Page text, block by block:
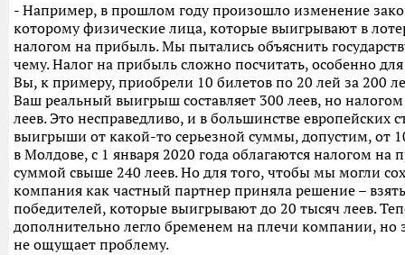
- Например, в прошлом году произошло изменение
которому физические лица, которые выигрывают в
налогом на прибыль. Мы пытались объяснить
чему. Налог на прибыль сложно посчитать, особенно
Вы, к примеру, приобрели 10 билетов по 20 лей за 200
Ваш реальный выигрыш составляет 300 леев, но налогом
леев. Это несправедливо, и в большинстве европейских
выигрыши от какой-то серьезной суммы, допустим, от
в Молдове, с 1 января 2020 года облагаются налогом
суммой свыше 240 леев. Но для того, чтобы мы могли
компания как частный партнер приняла решение – взять
победителей, которые выигрывают до 20 тысяч леев.
дополнительно легло бременем на плечи компании, но
не ощущает проблему.